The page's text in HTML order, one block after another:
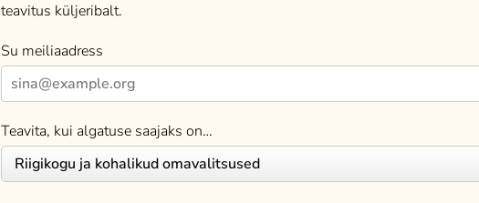
teavitus küljeribalt.
Su meiliaadress
Teavita, kui algatuse saajaks on…